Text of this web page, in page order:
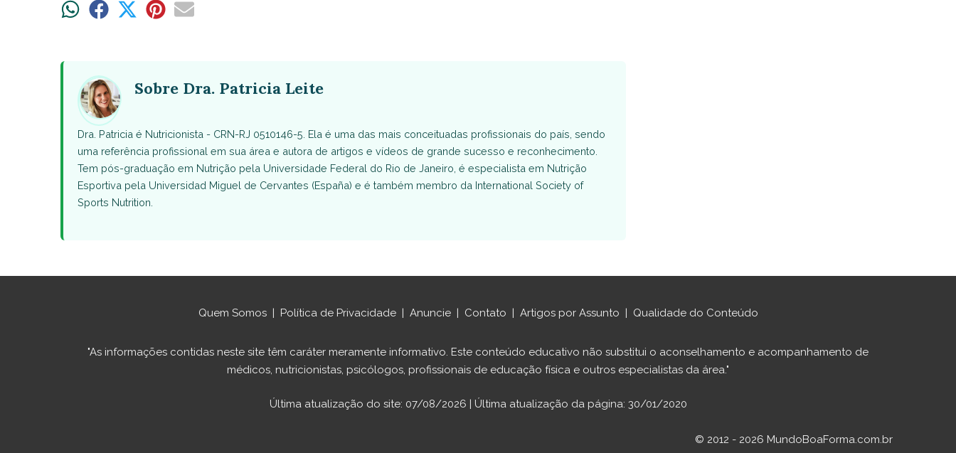
ShareShare ShareShareShare
Sobre Dra. Patricia Leite
Dra. Patricia é Nutricionista - CRN-RJ 0510146-5. Ela é uma das mais conceituadas profissionais do país, sendo
uma referência profissional em sua área e autora de artigos e vídeos de grande sucesso e reconhecimento.
Tem pós-graduação em Nutrição pela Universidade Federal do Rio de Janeiro, é especialista em Nutrição
Esportiva pela Universidad Miguel de Cervantes (España) e é também membro da International Society of
Sports Nutrition.
Quem Somos| Política de Privacidade| Anuncie| Contato | Artigos por Assunto | Qualidade do Conteúdo
"As informações contidas neste site têm caráter meramente informativo. Este conteúdo educativo não substitui o aconselhamento e acompanhamento de
médicos, nutricionistas, psicólogos, profissionais de educação física e outros especialistas da área."
Última atualização do site: 07/08/2026 | Última atualização da página: 30/01/2020
© 2012 - 2026 MundoBoaForma.com.br